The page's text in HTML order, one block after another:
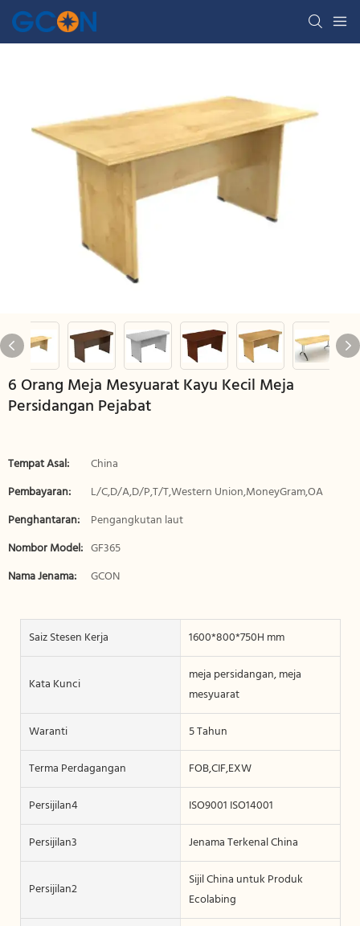
6 Orang Meja Mesyuarat Kayu Kecil Meja
Persidangan Pejabat
Tempat Asal:
China
Pembayaran:
L/C,D/A,D/P,T/T,Western Union,MoneyGram,OA
Penghantaran:
Pengangkutan laut
Nombor Model: GF365
Nama Jenama:
GCON
Saiz Stesen Kerja 1600*800*750H mm
Kata Kunci
meja persidangan, meja
mesyuarat
Waranti
5 Tahun
Terma Perdagangan
FOB,CIF,EXW
Persijilan4
ISO9001 ISO14001
Persijilan3
Jenama Terkenal China
Persijilan2
Sijil China untuk Produk
Ecolabing